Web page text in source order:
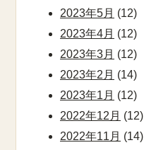
2023年5月 (12)
2023年4月 (12)
2023年3月 (12)
2023年2月 (14)
2023年1月 (12)
2022年12月 (12)
2022年11月 (14)